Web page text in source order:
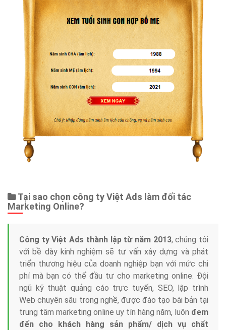
Tại sao chọn công ty Việt Ads làm đối tác
Marketing Online?
Công ty Việt Ads thành lập từ năm 2013, chúng tôi
với bề dày kinh nghiệm sẽ tư vấn xây dựng và phát
triển thương hiệu của doanh nghiệp bạn với mức chi
phí mà bạn có thể đầu tư cho marketing online. Đội
ngũ kỹ thuật quảng cáo trực tuyến, SEO, lập trình
Web chuyên sâu trong nghề, được đào tạo bài bản tại
trung tâm marketing online uy tín hàng năm, luôn đem
đến cho khách hàng sản phẩm/ dịch vụ chất